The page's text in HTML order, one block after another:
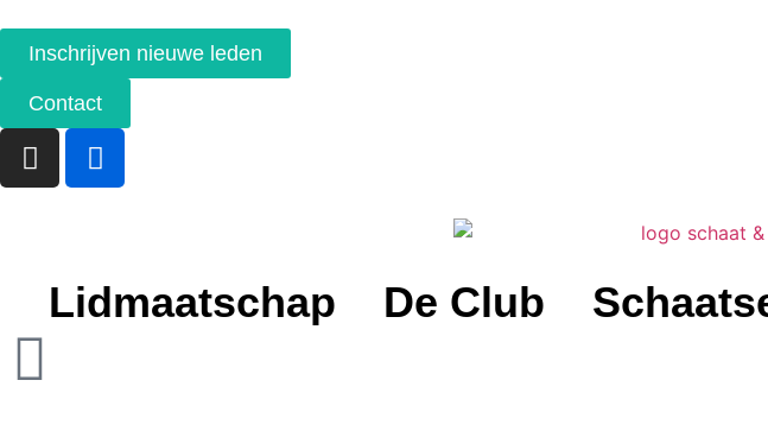
Inschrijven nieuwe leden
Contact
Lidmaatschap De Club